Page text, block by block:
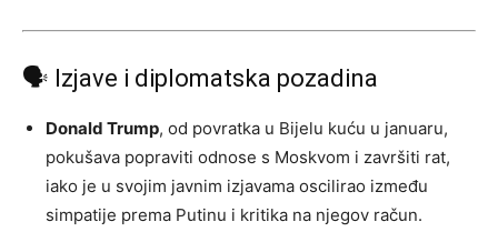
🗣 Izjave i diplomatska pozadina
Donald Trump, od povratka u Bijelu kuću u januaru,
pokušava popraviti odnose s Moskvom i završiti rat,
iako je u svojim javnim izjavama oscilirao između
simpatije prema Putinu i kritika na njegov račun.